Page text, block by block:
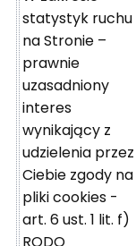
statystyk ruchu
na Stronie –
prawnie
uzasadniony
interes
wynikający z
udzielenia przez
Ciebie zgody na
pliki cookies -
art. 6 ust. 1 lit. f)